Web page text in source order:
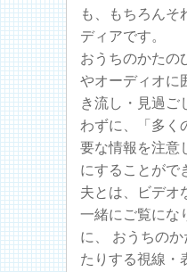
も、もちろんそ
ディアです。
おうちのかたの
やオーディオに
き流し・見過ご
わずに、「多く
要な情報を注意
にすることがで
夫とは、ビデオ
一緒にご覧にな
に、 おうちの
たりする視線・